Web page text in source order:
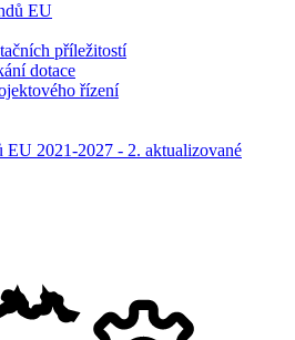
EU
příležitostí
dotace
řízení
EU 2021-2027 - 2. aktualizované